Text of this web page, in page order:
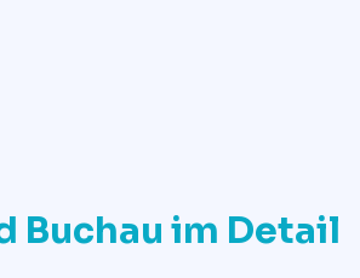
Buchau im Detail